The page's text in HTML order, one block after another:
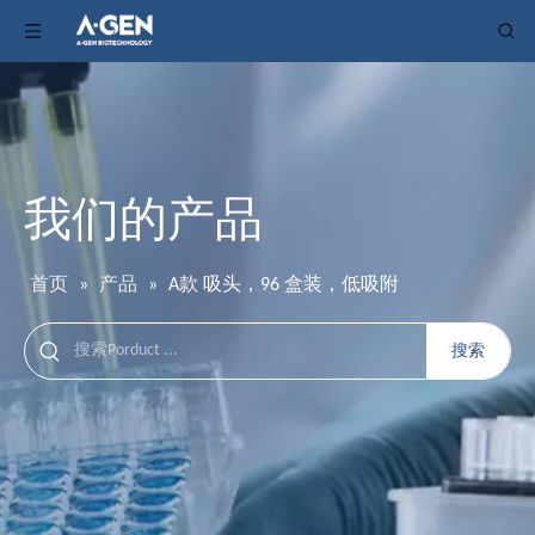
我们的产品
首页 » 产品 » A款 吸头，96 盒装，低吸附
搜索